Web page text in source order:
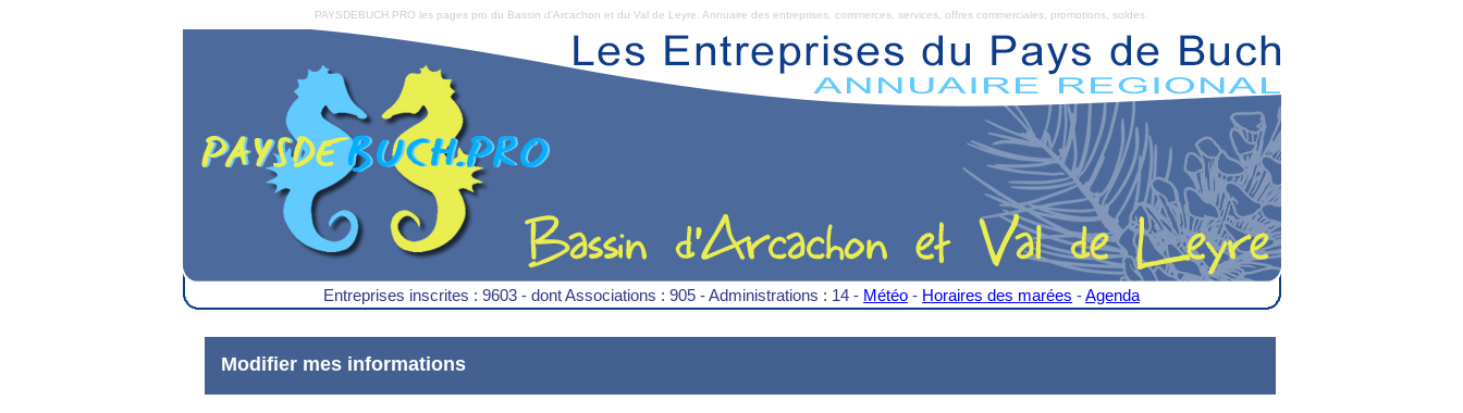
PAYSDEBUCH.PRO les pages pro du Bassin d'Arcachon et du Val de Leyre. Annuaire des entreprises, commerces, services, offres commerciales, promotions, soldes.
Entreprises inscrites : 9603 - dont Associations : 905 - Administrations : 14 - Météo - Horaires des marées -Agenda
Modifier mes informations